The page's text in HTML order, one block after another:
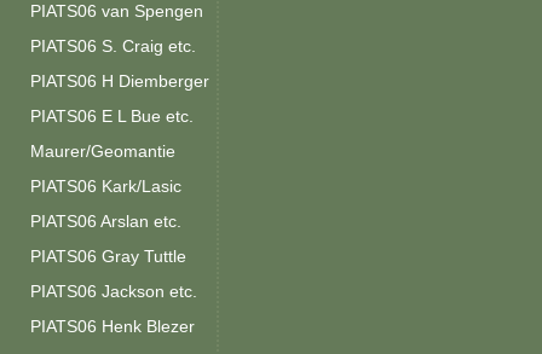
PIATS06 van Spengen
PIATS06 S. Craig etc.
PIATS06 H Diemberger
PIATS06 E L Bue etc.
Maurer/Geomantie
PIATS06 Kark/Lasic
PIATS06 Arslan etc.
PIATS06 Gray Tuttle
PIATS06 Jackson etc.
PIATS06 Henk Blezer